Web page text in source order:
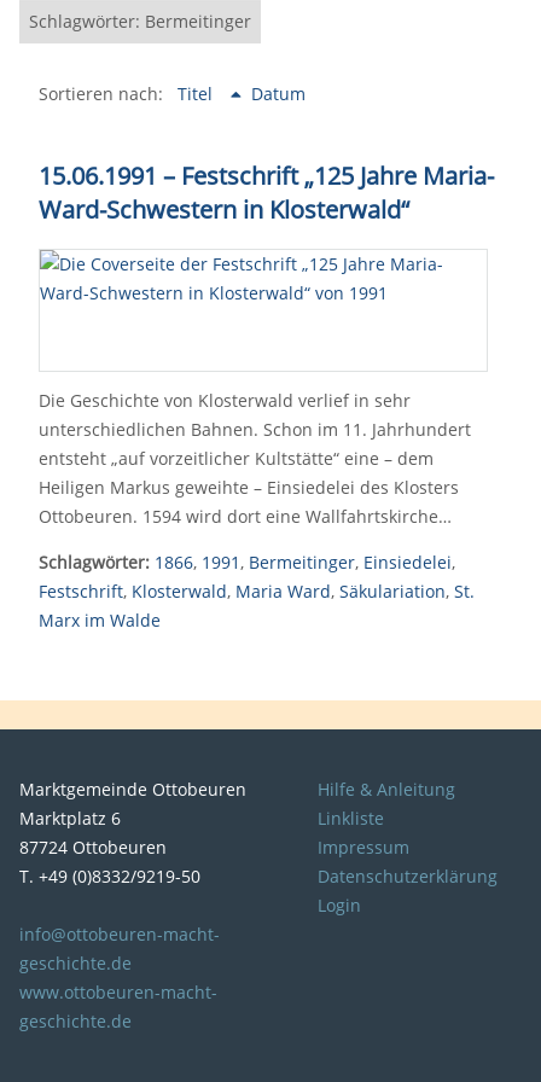
Schlagwörter: Bermeitinger
Sortieren nach: Titel Datum
15.06.1991 – Festschrift „125 Jahre Maria-
Ward-Schwestern in Klosterwald“
Die Geschichte von Klosterwald verlief in sehr
unterschiedlichen Bahnen. Schon im 11. Jahrhundert
entsteht „auf vorzeitlicher Kultstätte“ eine – dem
Heiligen Markus geweihte – Einsiedelei des Klosters
Ottobeuren. 1594 wird dort eine Wallfahrtskirche…
Schlagwörter: 1866, 1991, Bermeitinger, Einsiedelei,
Festschrift, Klosterwald, Maria Ward, Säkulariation, St.
Marx im Walde
Marktgemeinde Ottobeuren
Marktplatz 6
87724 Ottobeuren
T. +49 (0)8332/9219-50
info@ottobeuren-macht-
geschichte.de
www.ottobeuren-macht-
geschichte.de
Hilfe & Anleitung
Linkliste
Impressum
Datenschutzerklärung
Login